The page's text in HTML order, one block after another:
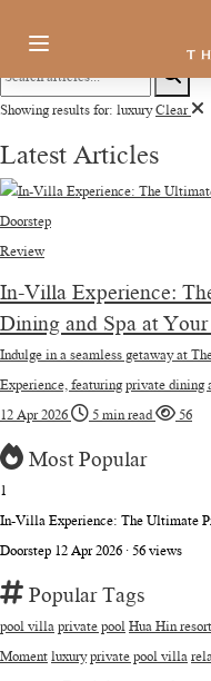
Food
Showing results for: luxuryClear
Latest Articles
Review
In-Villa Experience:
Dining and Spa at
Indulge in a seamless getaway at
Experience, featuring private
12 Apr 2026
5 min read 56
Most Popular
1
In-Villa Experience: The Ultimate
Doorstep 12 Apr 2026 · 56 views
Popular Tags
pool villaprivate poolHua Hin resort
Momentluxuryprivate pool villa